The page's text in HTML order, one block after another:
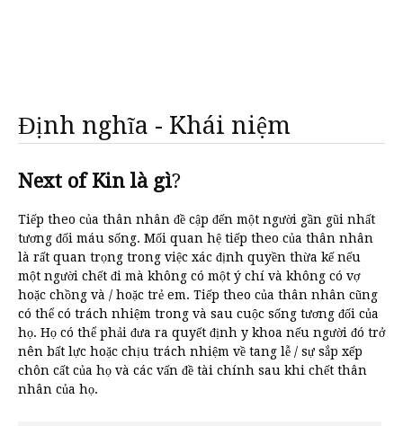
Định nghĩa - Khái niệm
Next of Kin là gì?
Tiếp theo của thân nhân đề cập đến một người gần gũi nhất
tương đối máu sống. Mối quan hệ tiếp theo của thân nhân
là rất quan trọng trong việc xác định quyền thừa kế nếu
một người chết đi mà không có một ý chí và không có vợ
hoặc chồng và / hoặc trẻ em. Tiếp theo của thân nhân cũng
có thể có trách nhiệm trong và sau cuộc sống tương đối của
họ. Họ có thể phải đưa ra quyết định y khoa nếu người đó trở
nên bất lực hoặc chịu trách nhiệm về tang lễ / sự sắp xếp
chôn cất của họ và các vấn đề tài chính sau khi chết thân
nhân của họ.